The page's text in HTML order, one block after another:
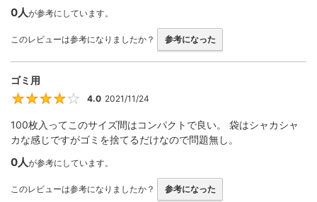
0人が参考にしています。
このレビューは参考になりましたか？ 参考になった
ゴミ用
4.0 2021/11/24
100枚入ってこのサイズ間はコンパクトで良い。 袋はシャカシャ
カな感じですがゴミを捨てるだけなので問題無し。
0人が参考にしています。
このレビューは参考になりましたか？ 参考になった